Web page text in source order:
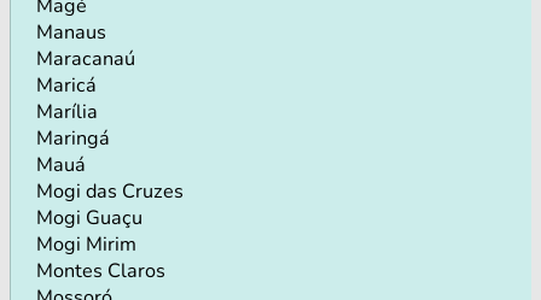
Magé
Manaus
Maracanaú
Maricá
Marília
Maringá
Mauá
Mogi das Cruzes
Mogi Guaçu
Mogi Mirim
Montes Claros